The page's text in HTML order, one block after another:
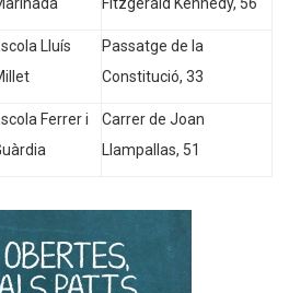
Lluís
Passatge de la
Constitució, 33
Ferrer i
Carrer de Joan
Llampallas, 51